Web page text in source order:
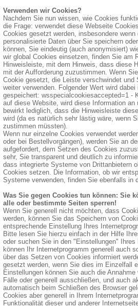
Verwenden wir Cookies?
Nachdem Sie nun wissen, wie Cookies
die Frage: verwendet diese Webseite
Cookies gesetzt werden, insbesondere wenn
personalisierte Daten über Sie speichern
können, Sie eindeutig (auch anonymisiert)
wir global Cookies einsetzen, finden Sie am
Hinweisleiste, mit dem Hinweis, dass diese
mit der Aufforderung zuzustimmen. Wenn
Cookie gesetzt, die Leiste verschwindet und
weiter verwenden. Folgender Wert wird
gespeichert: wsspecialcookiesaccepted=1 -
auf diese Website, wird diese Information
bewirkt lediglich, dass die Hinweisleiste
wird (da es natürlich sehr lästig wäre, wenn
zustimmen müssten).
Wenn nur einzelne Cookies verwendet
oder bei Bestellvorgängen), werden Sie an
aufgefordert, dem Setzen des Cookies
sehr, Sie transparent und deutlich zu
dass integrierte Systeme von Drittanbietern
Cookies setzen. Die Information, ob wir
Systeme verwenden, finden Sie ebenfalls in
Was Sie gegen Cookies tun können: Sie
alle oder bestimmte Seiten sperren!
Wenn Sie generell nicht möchten, dass
werden, können Sie das Speichern von
entsprechende Einstellung Ihres
Bitte lesen Sie hierzu einfach in der Hilfe
oder suchen Sie in den "Einstellungen"
können Ihr Internetprogramm generell auch
über das Setzen von Cookies informiert
gesetzt werden, wenn Sie dies im Einzelfall
Einstellungen können Sie auch die
Fälle oder generell ausschließen, und auch
automatisch beim Schließen des Browser
Cookies aber generell in Ihrem
Funktionalität dieser und anderer